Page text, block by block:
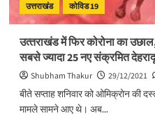
उत्तराखंड कोविड 19
उत्‍तराखंड में फिर कोरोना का
सबसे ज्‍यादा 25 नए संक्रमित
Shubham Thakur 29/12/2021
बीते सप्ताह शनिवार को ओमिक्रोन की
मामले सामने आए थे। अब...